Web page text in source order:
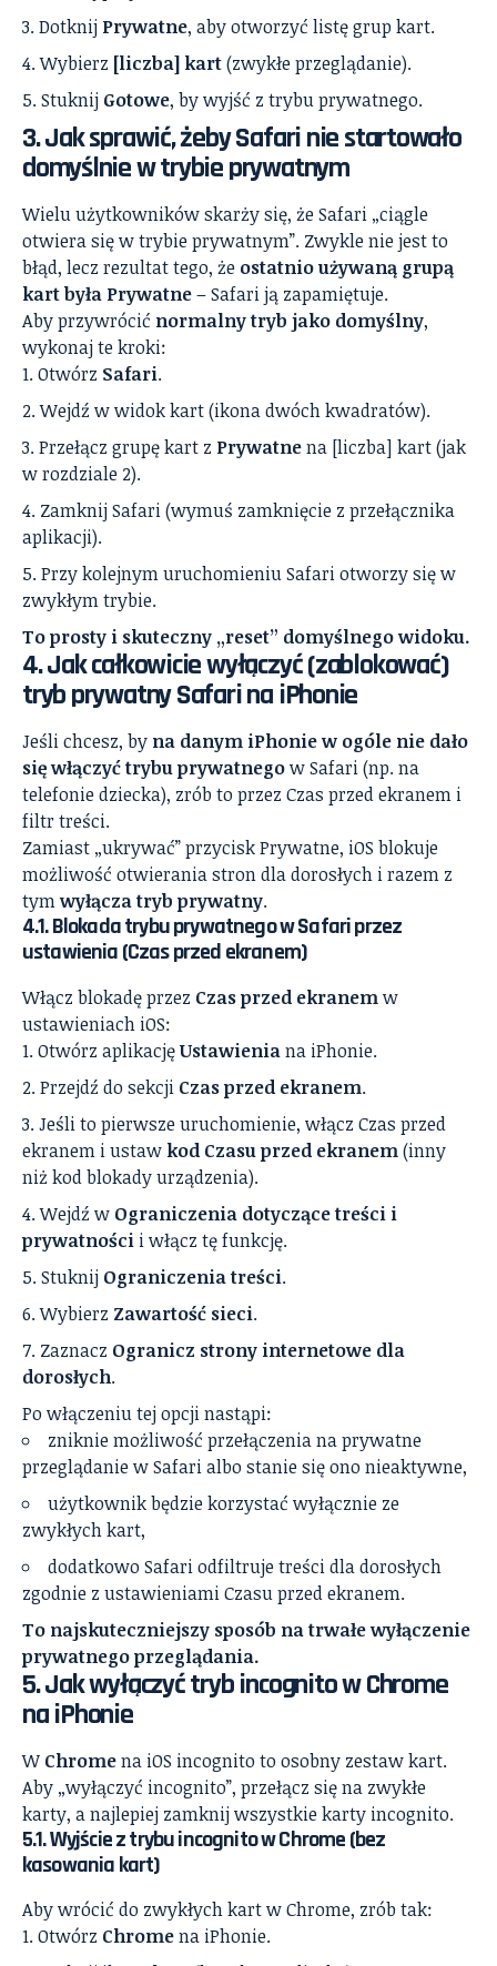
Dotknij Prywatne, aby otworzyć listę grup kart.
Wybierz [liczba] kart(zwykłe przeglądanie).
Stuknij Gotowe, by wyjść z trybu prywatnego.
3. Jak sprawić, żeby Safari nie startowało
domyślnie w trybie prywatnym
Wielu użytkowników skarży się, że Safari „ciągle
otwiera się w trybie prywatnym”. Zwykle nie jest to
błąd, lecz rezultat tego, że ostatnio używaną grupą
kart była Prywatne– Safari ją zapamiętuje.
Aby przywrócić normalny tryb jako domyślny,
wykonaj te kroki:
Otwórz Safari.
Wejdź w widok kart (ikona dwóch kwadratów).
Przełącz grupę kart z Prywatnena [liczba] kart (jak
w rozdziale 2).
Zamknij Safari (wymuś zamknięcie z przełącznika
aplikacji).
Przy kolejnym uruchomieniu Safari otworzy się w
zwykłym trybie.
To prosty i skuteczny „reset” domyślnego widoku.
4. Jak całkowicie wyłączyć (zablokować)
tryb prywatny Safari na iPhonie
Jeśli chcesz, by na danym iPhonie w ogóle nie dało
się włączyć trybu prywatnegow Safari (np. na
telefonie dziecka), zrób to przez Czas przed ekranem i
filtr treści.
Zamiast „ukrywać” przycisk Prywatne, iOS blokuje
możliwość otwierania stron dla dorosłych i razem z
tymwyłącza tryb prywatny.
4.1. Blokada trybu prywatnego w Safari przez
ustawienia (Czas przed ekranem)
Włącz blokadę przez Czas przed ekranemw
ustawieniach iOS:
Otwórz aplikacjęUstawieniana iPhonie.
Przejdź do sekcji Czas przed ekranem.
Jeśli to pierwsze uruchomienie, włącz Czas przed
ekranem i ustaw kod Czasu przed ekranem(inny
niż kod blokady urządzenia).
Wejdź w Ograniczenia dotyczące treści i
prywatności i włącz tę funkcję.
Stuknij Ograniczenia treści.
Wybierz Zawartość sieci.
Zaznacz Ogranicz strony internetowe dla
dorosłych.
Po włączeniu tej opcji nastąpi:
zniknie możliwość przełączenia na prywatne
przeglądanie w Safari albo stanie się ono nieaktywne,
użytkownik będzie korzystać wyłącznie ze
zwykłych kart,
dodatkowo Safari odfiltruje treści dla dorosłych
zgodnie z ustawieniami Czasu przed ekranem.
To najskuteczniejszy sposób na trwałe wyłączenie
prywatnego przeglądania.
5. Jak wyłączyć tryb incognito w Chrome
na iPhonie
W Chromena iOS incognito to osobny zestaw kart.
Aby „wyłączyć incognito”, przełącz się na zwykłe
karty, a najlepiej zamknij wszystkie karty incognito.
5.1. Wyjście z trybu incognito w Chrome (bez
kasowania kart)
Aby wrócić do zwykłych kart w Chrome, zrób tak:
Otwórz Chromena iPhonie.